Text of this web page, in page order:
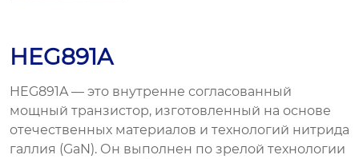
HEG891A
HEG891A — это внутренне согласованный
мощный транзистор, изготовленный на основе
отечественных материалов и технологий нитрида
галлия (GaN). Он выполнен по зрелой технологии